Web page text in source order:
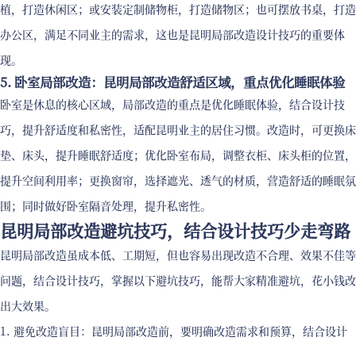
植，打造休闲区；或安装定制储物柜，打造储物区；也可摆放书桌，打造
办公区，满足不同业主的需求，这也是昆明局部改造设计技巧的重要体
现。
5. 卧室局部改造：昆明局部改造舒适区域，重点优化睡眠体验
卧室是休息的核心区域，局部改造的重点是优化睡眠体验，结合设计技
巧，提升舒适度和私密性，适配昆明业主的居住习惯。改造时，可更换床
垫、床头，提升睡眠舒适度；优化卧室布局，调整衣柜、床头柜的位置，
提升空间利用率；更换窗帘，选择遮光、透气的材质，营造舒适的睡眠氛
围；同时做好卧室隔音处理，提升私密性。
昆明局部改造避坑技巧，结合设计技巧少走弯路
昆明局部改造虽成本低、工期短，但也容易出现改造不合理、效果不佳等
问题，结合设计技巧，掌握以下避坑技巧，能帮大家精准避坑，花小钱改
出大效果。
1. 避免改造盲目：昆明局部改造前，要明确改造需求和预算，结合设计